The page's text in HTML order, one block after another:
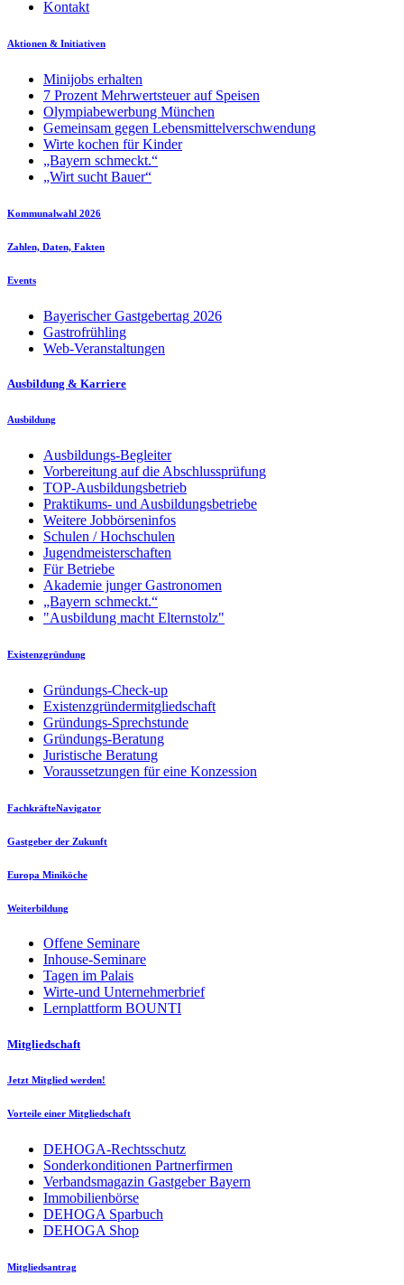
Kontakt
Aktionen & Initiativen
Minijobs erhalten
7 Prozent Mehrwertsteuer auf Speisen
Olympiabewerbung München
Gemeinsam gegen Lebensmittelverschwendung
Wirte kochen für Kinder
„Bayern schmeckt.“
„Wirt sucht Bauer“
Kommunalwahl 2026
Zahlen, Daten, Fakten
Events
Bayerischer Gastgebertag 2026
Gastrofrühling
Web-Veranstaltungen
Ausbildung & Karriere
Ausbildung
Ausbildungs-Begleiter
Vorbereitung auf die Abschlussprüfung
TOP-Ausbildungsbetrieb
Praktikums- und Ausbildungsbetriebe
Weitere Jobbörseninfos
Schulen / Hochschulen
Jugendmeisterschaften
Für Betriebe
Akademie junger Gastronomen
„Bayern schmeckt.“
"Ausbildung macht Elternstolz"
Existenzgründung
Gründungs-Check-up
Existenzgründermitgliedschaft
Gründungs-Sprechstunde
Gründungs-Beratung
Juristische Beratung
Voraussetzungen für eine Konzession
FachkräfteNavigator
Gastgeber der Zukunft
Europa Miniköche
Weiterbildung
Offene Seminare
Inhouse-Seminare
Tagen im Palais
Wirte-und Unternehmerbrief
Lernplattform BOUNTI
Mitgliedschaft
Jetzt Mitglied werden!
Vorteile einer Mitgliedschaft
DEHOGA-Rechtsschutz
Sonderkonditionen Partnerfirmen
Verbandsmagazin Gastgeber Bayern
Immobilienbörse
DEHOGA Sparbuch
DEHOGA Shop
Mitgliedsantrag